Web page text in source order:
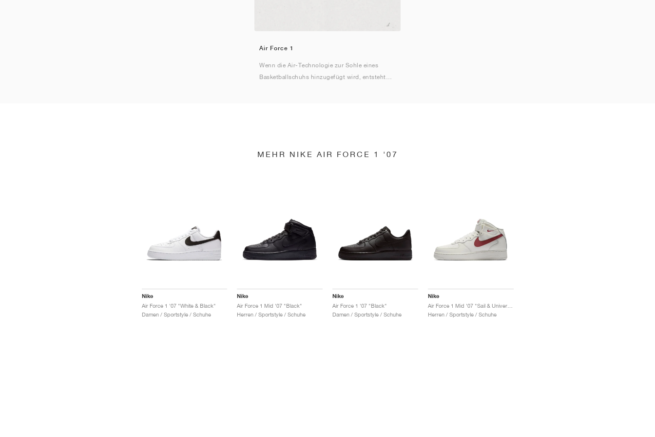
Air Force 1
Wenn die Air-Technologie zur Sohle eines
Basketballschuhs hinzugefügt wird, entsteht
MEHR NIKE AIR FORCE 1 '07
Nike
Air Force 1 '07 "White & Black"
Damen / Sportstyle / Schuhe
Nike
Air Force 1 Mid '07 "Black"
Herren / Sportstyle / Schuhe
Nike
Air Force 1 '07 "Black"
Damen / Sportstyle / Schuhe
Nike
Air Force 1 Mid '07 "Sail & University Red"
Herren / Sportstyle / Schuhe